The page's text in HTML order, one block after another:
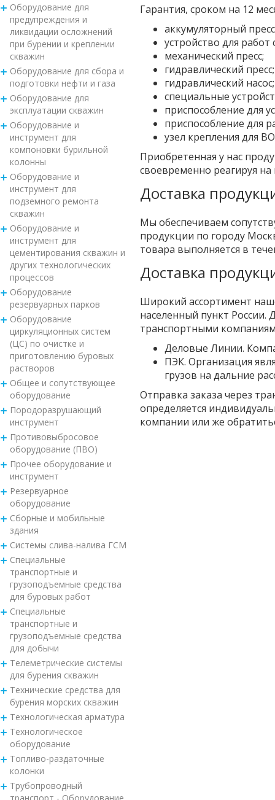
Оборудование для
предупреждения и
ликвидации осложнений
при бурении и креплении
скважин
Оборудование для сбора и
подготовки нефти и газа
Оборудование для
эксплуатации скважин
Оборудование и
инструмент для
компоновки бурильной
колонны
Оборудование и
инструмент для
подземного ремонта
скважин
Оборудование и
инструмент для
цементирования скважин и
других технологических
процессов
Оборудование
резервуарных парков
Оборудование
циркуляционных систем
(ЦС) по очистке и
приготовлению буровых
растворов
Общее и сопутствующее
оборудование
Породоразрушающий
инструмент
Противовыбросовое
оборудование (ПВО)
Прочее оборудование и
инструмент
Резервуарное
оборудование
Сборные и мобильные
здания
Системы слива-налива ГСМ
Специальные
транспортные и
грузоподъемные средства
для буровых работ
Специальные
транспортные и
грузоподъемные средства
для добычи
Телеметрические системы
для бурения скважин
Технические средства для
бурения морских скважин
Технологическая арматура
Технологическое
оборудование
Топливо-раздаточные
колонки
Трубопроводный
Гарантия, сроком на 12
аккумуляторный
устройство для
механический пресс;
гидравлический пресс;
гидравлический насос;
специальные
приспособление для
приспособление для
узел крепления для
Приобретенная у нас
своевременно реагируя
Доставка
Мы обеспечиваем
продукции по городу
товара выполняется в
Доставка
Широкий ассортимент
населенный пункт
транспортными
Деловые Линии.
ПЭК. Организация
грузов на дальние
Отправка заказа через
определяется
компании или же